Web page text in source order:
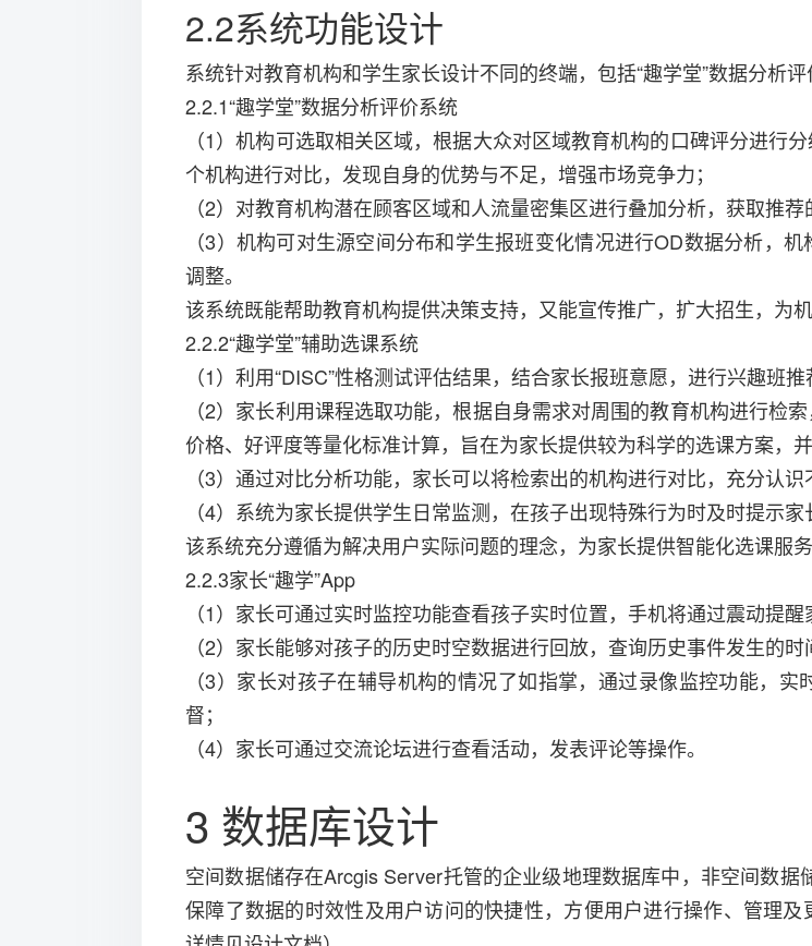
2.2系统功能设计
系统针对教育机构和学生家长设计不同的终端，包括“趣学堂”数据分析评
2.2.1“趣学堂”数据分析评价系统
（1）机构可选取相关区域，根据大众对区域教育机构的口碑评分进
个机构进行对比，发现自身的优势与不足，增强市场竞争力；
（2）对教育机构潜在顾客区域和人流量密集区进行叠加分析，获取推
（3）机构可对生源空间分布和学生报班变化情况进行OD数据分析，
调整。
该系统既能帮助教育机构提供决策支持，又能宣传推广，扩大招生，为
2.2.2“趣学堂”辅助选课系统
（1）利用“DISC”性格测试评估结果，结合家长报班意愿，进行兴趣班
（2）家长利用课程选取功能，根据自身需求对周围的教育机构进行检
价格、好评度等量化标准计算，旨在为家长提供较为科学的选课方案，
（3）通过对比分析功能，家长可以将检索出的机构进行对比，充分认
（4）系统为家长提供学生日常监测，在孩子出现特殊行为时及时提示
该系统充分遵循为解决用户实际问题的理念，为家长提供智能化选课服
2.2.3家长“趣学”App
（1）家长可通过实时监控功能查看孩子实时位置，手机将通过震动提醒
（2）家长能够对孩子的历史时空数据进行回放，查询历史事件发生的
（3）家长对孩子在辅导机构的情况了如指掌，通过录像监控功能，
督；
（4）家长可通过交流论坛进行查看活动，发表评论等操作。
3 数据库设计
空间数据储存在Arcgis Server托管的企业级地理数据库中，非空间数据
保障了数据的时效性及用户访问的快捷性，方便用户进行操作、管理